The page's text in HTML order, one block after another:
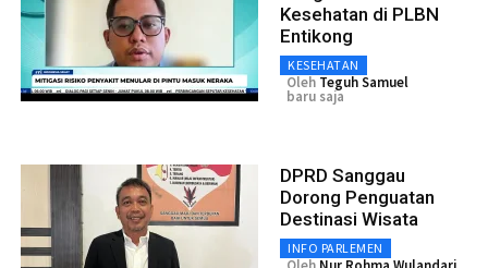
Kesehatan di PLBN
Entikong
KESEHATAN
Oleh Teguh Samuel
baru saja
DPRD Sanggau
Dorong Penguatan
Destinasi Wisata
INFO PARLEMEN